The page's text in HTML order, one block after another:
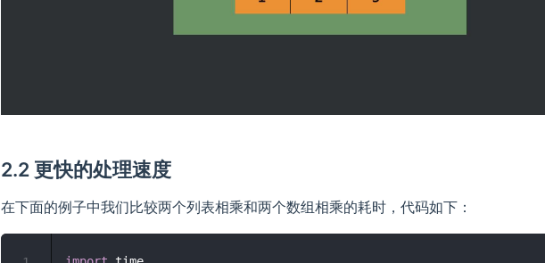
2.2 更快的处理速度
在下面的例子中我们比较两个列表相乘和两个数组相乘的耗时，代码如下：